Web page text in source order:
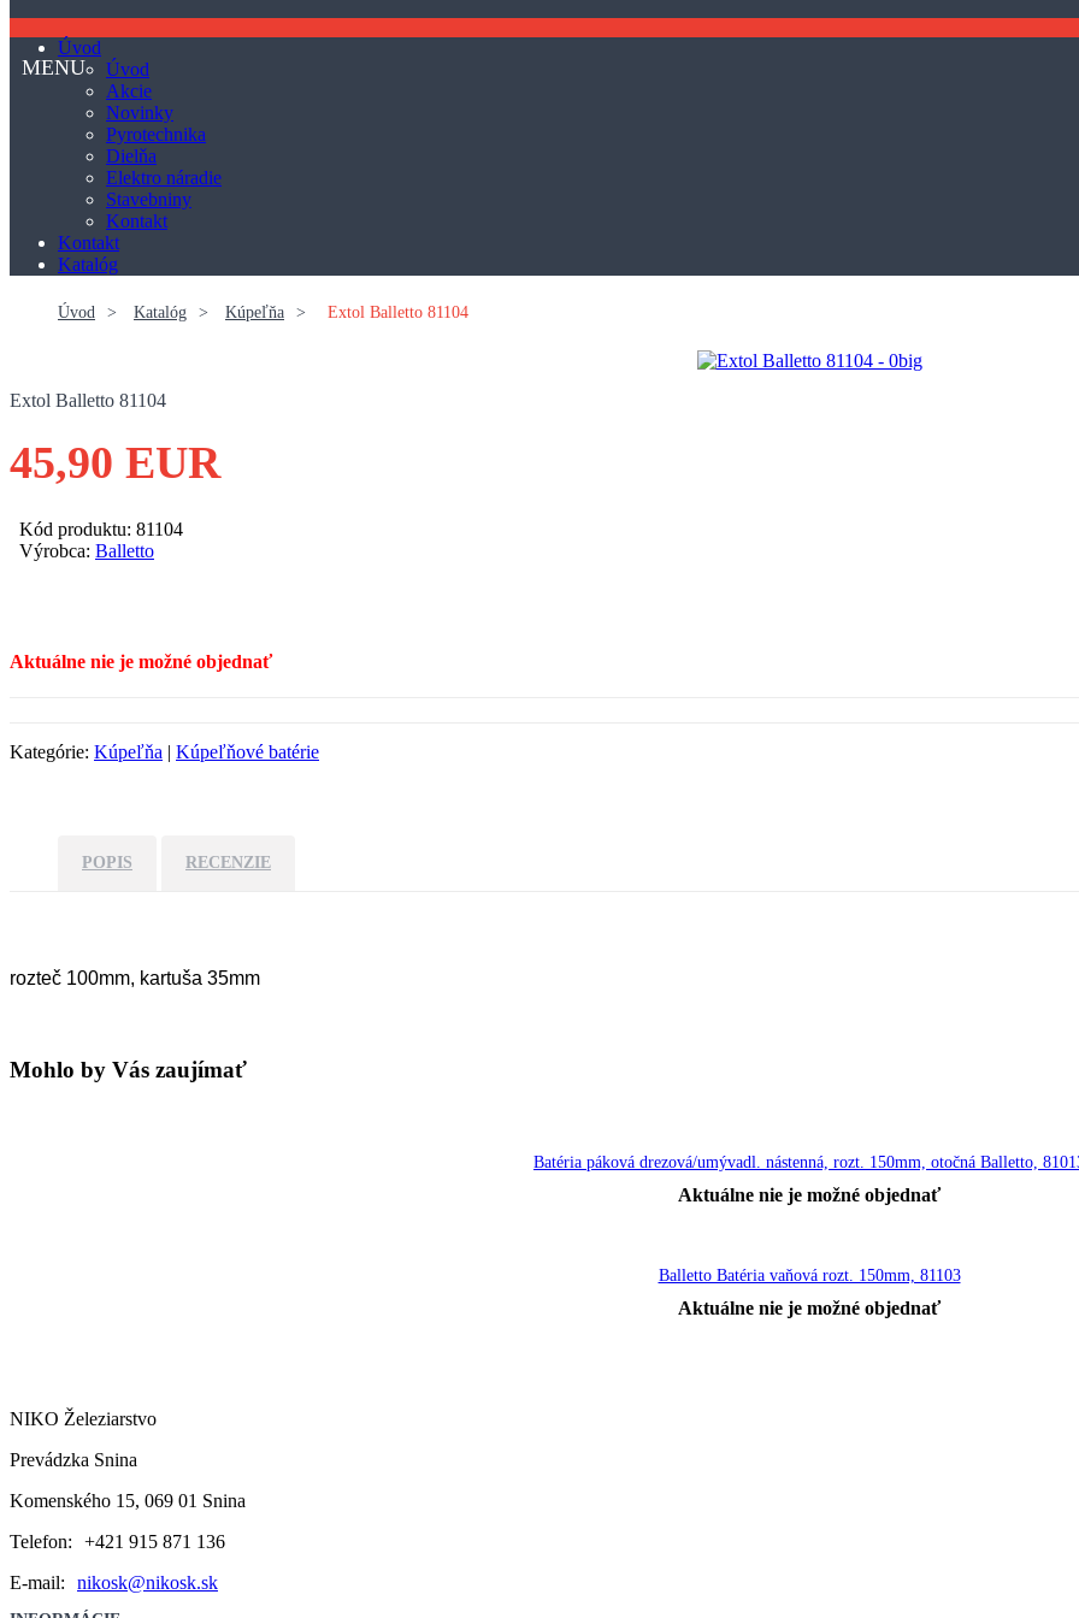
Úvod
Úvod
Akcie
Novinky
Pyrotechnika
Dielňa
Elektro náradie
Stavebniny
Kontakt
Kontakt
Katalóg
Úvod > Katalóg > Kúpeľňa > Extol Balletto 81104
Extol Balletto 81104
45,90 EUR
Kód produktu: 81104
Výrobca: Balletto
Aktuálne nie je možné objednať
Kategórie: Kúpeľňa | Kúpeľňové batérie
POPIS RECENZIE
rozteč 100mm, kartuša 35mm
Mohlo by Vás zaujímať
Batéria páková drezová/umývadl. nástenná, rozt. 150mm, otočná Balletto,
Aktuálne nie je možné objednať
Balletto Batéria vaňová rozt. 150mm, 81103
Aktuálne nie je možné objednať
NIKO Železiarstvo
Prevádzka Snina
Komenského 15, 069 01 Snina
Telefon:
+421 915 871 136
E-mail:
nikosk@nikosk.sk